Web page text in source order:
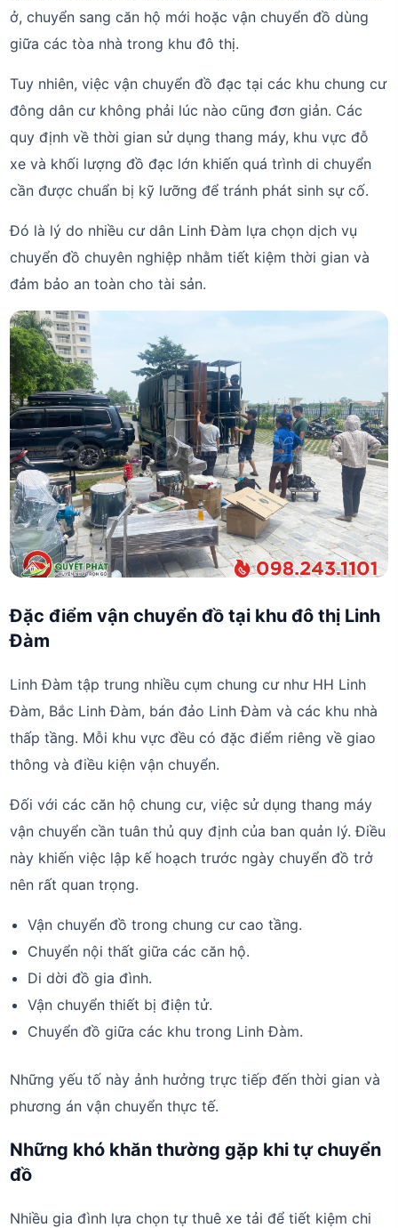
ở, chuyển sang căn hộ mới hoặc vận chuyển đồ dùng
giữa các tòa nhà trong khu đô thị.
Tuy nhiên, việc vận chuyển đồ đạc tại các khu chung cư
đông dân cư không phải lúc nào cũng đơn giản. Các
quy định về thời gian sử dụng thang máy, khu vực đỗ
xe và khối lượng đồ đạc lớn khiến quá trình di chuyển
cần được chuẩn bị kỹ lưỡng để tránh phát sinh sự cố.
Đó là lý do nhiều cư dân Linh Đàm lựa chọn dịch vụ
chuyển đồ chuyên nghiệp nhằm tiết kiệm thời gian và
đảm bảo an toàn cho tài sản.
Đặc điểm vận chuyển đồ tại khu đô thị Linh
Đàm
Linh Đàm tập trung nhiều cụm chung cư như HH Linh
Đàm, Bắc Linh Đàm, bán đảo Linh Đàm và các khu nhà
thấp tầng. Mỗi khu vực đều có đặc điểm riêng về giao
thông và điều kiện vận chuyển.
Đối với các căn hộ chung cư, việc sử dụng thang máy
vận chuyển cần tuân thủ quy định của ban quản lý. Điều
này khiến việc lập kế hoạch trước ngày chuyển đồ trở
nên rất quan trọng.
Vận chuyển đồ trong chung cư cao tầng.
Chuyển nội thất giữa các căn hộ.
Di dời đồ gia đình.
Vận chuyển thiết bị điện tử.
Chuyển đồ giữa các khu trong Linh Đàm.
Những yếu tố này ảnh hưởng trực tiếp đến thời gian và
phương án vận chuyển thực tế.
Những khó khăn thường gặp khi tự chuyển
đồ
Nhiều gia đình lựa chọn tự thuê xe tải để tiết kiệm chi